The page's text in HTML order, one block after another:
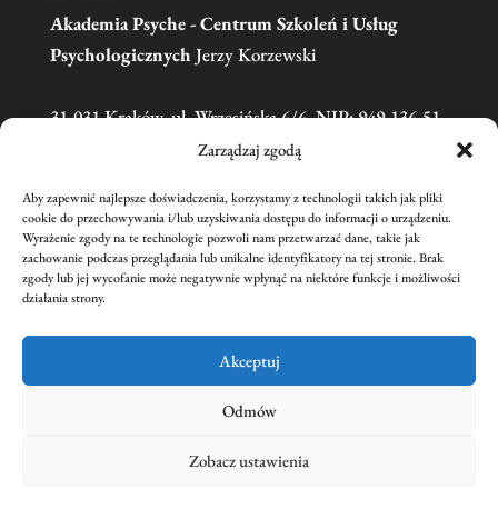
Zarządzaj zgodą
Aby zapewnić najlepsze doświadczenia, korzystamy z technologii takich jak pliki
cookie do przechowywania i/lub uzyskiwania dostępu do informacji o urządzeniu.
Wyrażenie zgody na te technologie pozwoli nam przetwarzać dane, takie jak
zachowanie podczas przeglądania lub unikalne identyfikatory na tej stronie. Brak
zgody lub jej wycofanie może negatywnie wpłynąć na niektóre funkcje i możliwości
działania strony.
Akceptuj
Odmów
Zobacz ustawienia
Akademia Psyche - Centrum Szkoleń i Usług
Psychologicznych Jerzy Korzewski
31-031 Kraków, ul. Wrzesińska 6/6, NIP: 949-136-51-
Telefon:606 681 595(w sprawie zgłoszeń na
szkolenia prosimy o kontakt mailowy)
Email:academiapsyche@wp.pl
nr konta:
Jerzy Korzewski